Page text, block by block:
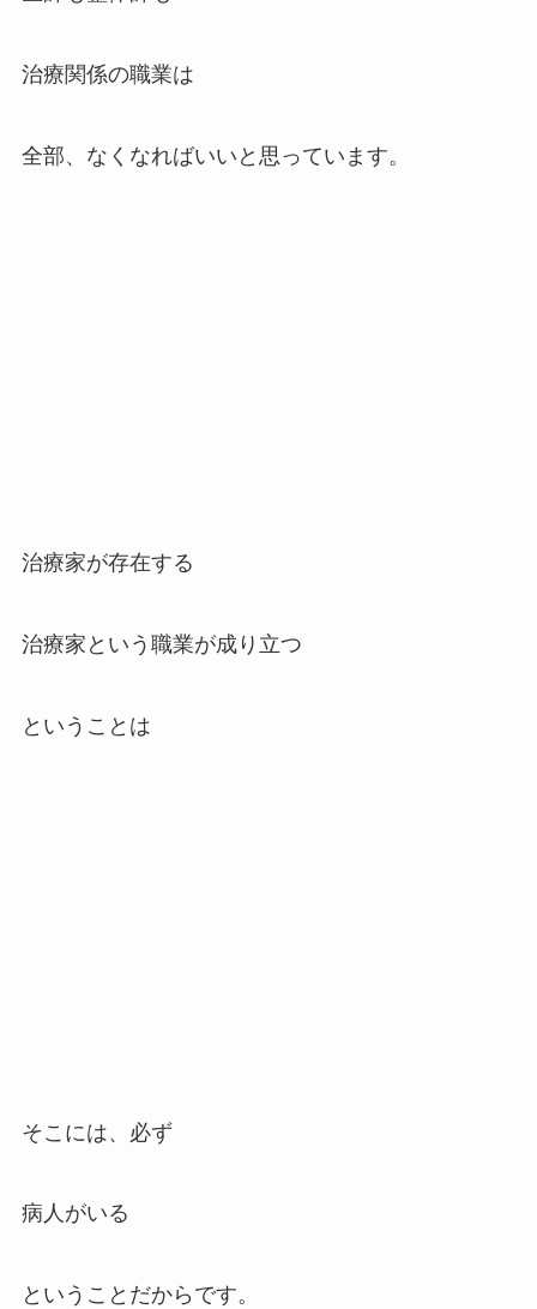
治療関係の職業は
全部、なくなればいいと思っています。
治療家が存在する
治療家という職業が成り立つ
ということは
そこには、必ず
病人がいる
ということだからです。